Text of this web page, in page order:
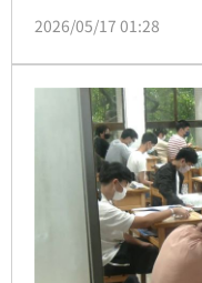
7621人。首日考科是
灣師範大學心理與
完整試題與解答，
2026/05/17 01:28